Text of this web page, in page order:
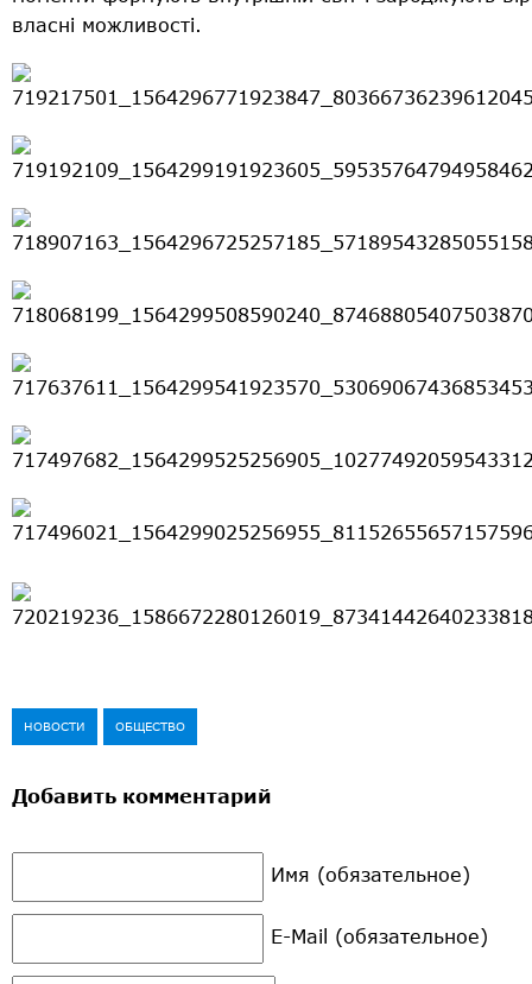
власні можливості.
НОВОСТИ ОБЩЕСТВО
Добавить комментарий
Имя (обязательное)
E-Mail (обязательное)